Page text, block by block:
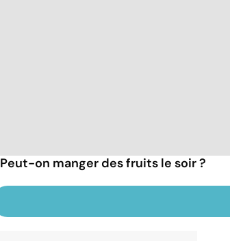
Peut-on manger des fruits le soir ?